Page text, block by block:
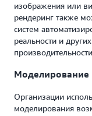
изображения или
рендеринг также
систем
реальности и
Моделирование
Организации
моделирования